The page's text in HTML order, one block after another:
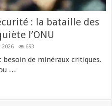
: la bataille des
l’ONU
2026 693
besoin de minéraux critiques.
…